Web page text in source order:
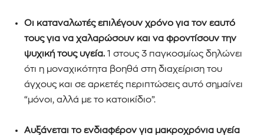
Οι καταναλωτές επιλέγουν χρόνο για τον εαυτό
τους για να χαλαρώσουν και να φροντίσουν την
ψυχική τους υγεία. 1 στους 3 παγκοσμίως δηλώνει
ότι η μοναχικότητα βοηθά στη διαχείριση του
άγχους και σε αρκετές περιπτώσεις αυτό σημαίνει
“μόνοι, αλλά με το κατοικίδιο”.
Αυξάνεται το ενδιαφέρον για μακροχρόνια υγεία